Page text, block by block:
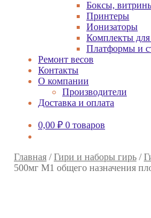
Боксы,
Принтеры
Ионизаторы
Комплекты
Платформы и
Ремонт весов
Контакты
О компании
Производители
Доставка и оплата
0,00 ₽ 0 товаров
Главная /Гири и наборы гирь /
500мг M1 общего назначения